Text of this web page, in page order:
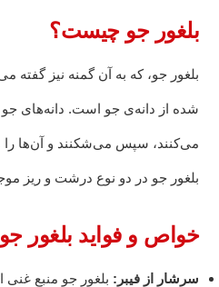
بلغور جو چیست؟
بلغور جو، که به آن گمنه نیز گفته
شده از دانه‌ی جو است. دانه‌های
می‌کنند، سپس می‌شکنند و آن‌ها
بلغور جو در دو نوع درشت و ریز
خواص و فواید بلغور جو
سرشار از فیبر: بلغور جو منبع غنی